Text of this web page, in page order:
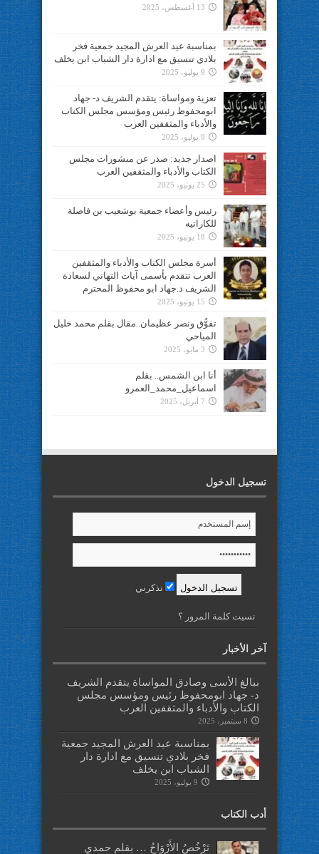
13 أغسطس، 2025
بمناسبة عيد العرش المجيد جمعية فخر
بلادي تنسيق مع ادارة دار الشباب ابن يخلف
9 يوليو، 2025
تعزية ومواساة: يتقدم الشريف د- جهاد
ابومحفوظ رئيس ومؤسس مجلس الكتاب
والأدباء والمثقفين العرب
9 يوليو، 2025
اصدار جديد: صدر عن منشورات مجلس
الكتاب والأدباء والمثقفين العرب
25 يونيو، 2025
رئيس وأعضاء جمعية بوشعيب بن فاضلة
للكاراتيه
18 يونيو، 2025
أسرة مجلس الكتاب والأدباء والمثقفين
العرب تتقدم بأسمى آيات التهاني لسعادة
الشريف د.جهاد ابو محفوظ المحترم
15 يونيو، 2025
تفوُّق ونصر عظيمان..مقال بقلم محمد خليل
المياحي
3 مايو، 2025
أنا ابن الشمس.. بقلم
اسماعيل_محمد_العمرو
7 أبريل، 2025
تسجيل الدخول
تذكرني
نسيت كلمة المرور ؟
آخر الأخبار
ببالغ الأسى وصادق المواساة يتقدم الشريف
د- جهاد ابومحفوظ رئيس ومؤسس مجلس
الكتاب والأدباء والمثقفين العرب
8 سبتمبر، 2025
بمناسبة عيد العرش المجيد جمعية
فخر بلادي تنسيق مع ادارة دار
الشباب ابن يخلف
9 يوليو، 2025
أدب الكتاب
تَرْخُصُ الأَرْوَاحُ … بقلم حمدي